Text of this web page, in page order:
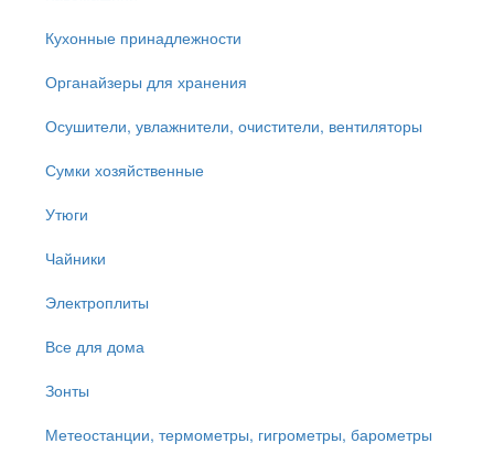
Кухонные принадлежности
Органайзеры для хранения
Осушители, увлажнители, очистители, вентиляторы
Сумки хозяйственные
Утюги
Чайники
Электроплиты
Все для дома
Зонты
Метеостанции, термометры, гигрометры, барометры